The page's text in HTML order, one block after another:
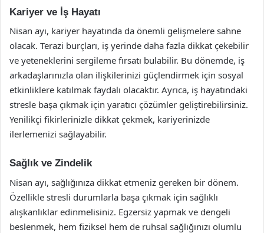
Kariyer ve İş Hayatı
Nisan ayı, kariyer hayatında da önemli gelişmelere sahne
olacak. Terazi burçları, iş yerinde daha fazla dikkat çekebilir
ve yeteneklerini sergileme fırsatı bulabilir. Bu dönemde, iş
arkadaşlarınızla olan ilişkilerinizi güçlendirmek için sosyal
etkinliklere katılmak faydalı olacaktır. Ayrıca, iş hayatındaki
stresle başa çıkmak için yaratıcı çözümler geliştirebilirsiniz.
Yenilikçi fikirlerinizle dikkat çekmek, kariyerinizde
ilerlemenizi sağlayabilir.
Sağlık ve Zindelik
Nisan ayı, sağlığınıza dikkat etmeniz gereken bir dönem.
Özellikle stresli durumlarla başa çıkmak için sağlıklı
alışkanlıklar edinmelisiniz. Egzersiz yapmak ve dengeli
beslenmek, hem fiziksel hem de ruhsal sağlığınızı olumlu